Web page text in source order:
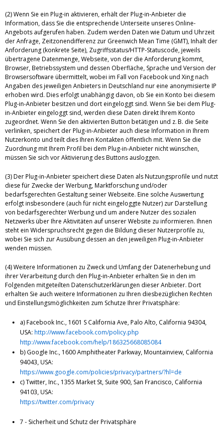
(2) Wenn Sie ein Plug-in aktivieren, erhält der Plug-in-Anbieter die
Information, dass Sie die entsprechende Unterseite unseres Online-
Angebots aufgerufen haben. Zudem werden Daten wie Datum und Uhrzeit
der Anfrage, Zeitzonendifferenz zur Greenwich Mean Time (GMT), Inhalt der
Anforderung (konkrete Seite), Zugriffsstatus/HTTP-Statuscode, jeweils
übertragene Datenmenge, Webseite, von der die Anforderung kommt,
Browser, Betriebssystem und dessen Oberfläche, Sprache und Version der
Browsersoftware übermittelt, wobei im Fall von Facebook und Xing nach
Angaben des jeweiligen Anbieters in Deutschland nur eine anonymisierte IP
erhoben wird. Dies erfolgt unabhängig davon, ob Sie ein Konto bei diesem
Plug-in-Anbieter besitzen und dort eingeloggt sind. Wenn Sie bei dem Plug-
in-Anbieter eingeloggt sind, werden diese Daten direkt Ihrem Konto
zugeordnet. Wenn Sie den aktivierten Button betätigen und z. B. die Seite
verlinken, speichert der Plug-in-Anbieter auch diese Information in Ihrem
Nutzerkonto und teilt dies Ihren Kontakten öffentlich mit. Wenn Sie die
Zuordnung mit Ihrem Profil bei dem Plug-in-Anbieter nicht wünschen,
müssen Sie sich vor Aktivierung des Buttons ausloggen.
(3) Der Plug-in-Anbieter speichert diese Daten als Nutzungsprofile und nutzt
diese für Zwecke der Werbung, Marktforschung und/oder
bedarfsgerechten Gestaltung seiner Webseite. Eine solche Auswertung
erfolgt insbesondere (auch für nicht eingeloggte Nutzer) zur Darstellung
von bedarfsgerechter Werbung und um andere Nutzer des sozialen
Netzwerks über Ihre Aktivitäten auf unserer Website zu informieren. Ihnen
steht ein Widerspruchsrecht gegen die Bildung dieser Nutzerprofile zu,
wobei Sie sich zur Ausübung dessen an den jeweiligen Plug-in-Anbieter
wenden müssen.
(4) Weitere Informationen zu Zweck und Umfang der Datenerhebung und
ihrer Verarbeitung durch den Plug-in-Anbieter erhalten Sie in den im
Folgenden mitgeteilten Datenschutzerklärungen dieser Anbieter. Dort
erhalten Sie auch weitere Informationen zu Ihren diesbezüglichen Rechten
und Einstellungsmöglichkeiten zum Schutze Ihrer Privatsphäre:
a) Facebook Inc., 1601 S California Ave, Palo Alto, California 94304,
USA: http://www.facebook.com/policy.php
http://www.facebook.com/help/186325668085084
b) Google Inc., 1600 Amphitheater Parkway, Mountainview, California
94043, USA:
https://www.google.com/policies/privacy/partners/?hl=de
c) Twitter, Inc., 1355 Market St, Suite 900, San Francisco, California
94103, USA:
https://twitter.com/privacy
7 - Sicherheit und Schutz der Privatsphäre